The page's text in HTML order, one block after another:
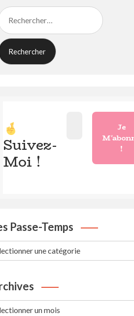
Rechercher :
Suivez-
Moi !
Passe-Temps